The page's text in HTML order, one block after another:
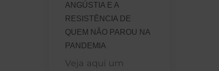
ANGÚSTIA E A
RESISTÊNCIA DE
QUEM NÃO PAROU NA
PANDEMIA
Veja aqui um